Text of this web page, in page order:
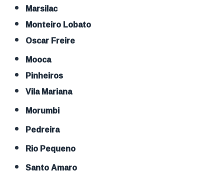
Marsilac
Monteiro Lobato
Oscar Freire
Mooca
Pinheiros
Vila Mariana
Morumbi
Pedreira
Rio Pequeno
Santo Amaro